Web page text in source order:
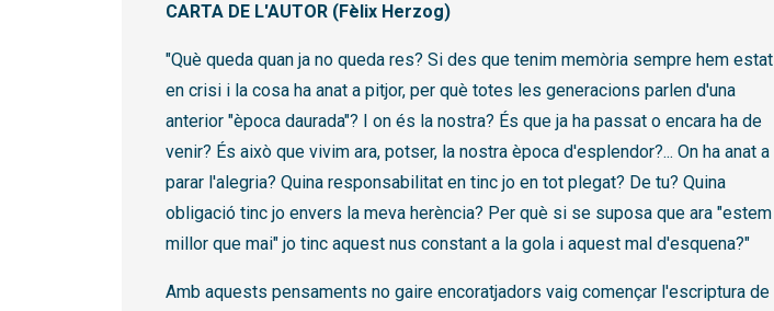
CARTA DE L'AUTOR (Fèlix Herzog)
"Què queda quan ja no queda res? Si des que tenim memòria sempre hem estat
en crisi i la cosa ha anat a pitjor, per què totes les generacions parlen d'una
anterior "època daurada"? I on és la nostra? És que ja ha passat o encara ha de
venir? És això que vivim ara, potser, la nostra època d'esplendor?... On ha anat a
parar l'alegria? Quina responsabilitat en tinc jo en tot plegat? De tu? Quina
obligació tinc jo envers la meva herència? Per què si se suposa que ara "estem
millor que mai" jo tinc aquest nus constant a la gola i aquest mal d'esquena?"
Amb aquests pensaments no gaire encoratjadors vaig començar l'escriptura de